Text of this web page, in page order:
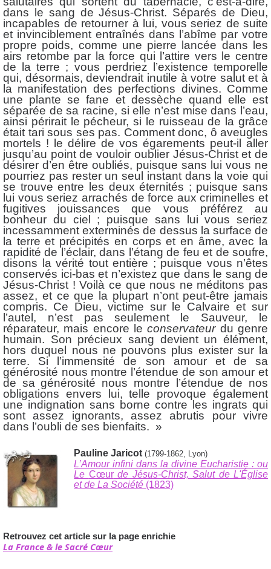
dans le sang de Jésus-Christ. Séparés de Dieu,
incapables de retourner à lui, vous seriez de suite
et invinciblement entraînés dans l’abîme par votre
propre poids, comme une pierre lancée dans les
airs retombe par la force qui l’attire vers le centre
de la terre ; vous perdriez l’existence temporelle
qui, désormais, deviendrait inutile à votre salut et à
la manifestation des perfections divines. Comme
une plante se fane et dessèche quand elle est
séparée de sa racine, si elle n’est mise dans l’eau,
ainsi périrait le pécheur, si le ruisseau de la grâce
était tari sous ses pas. Comment donc, ô aveugles
mortels ! le délire de vos égarements peut-il aller
jusqu’au point de vouloir oublier Jésus-Christ et de
désirer d’en être oubliés, puisque sans lui vous ne
pourriez pas rester un seul instant dans la voie qui
se trouve entre les deux éternités ; puisque sans
lui vous seriez arrachés de force aux criminelles et
fugitives jouissances que vous préférez au
bonheur du ciel ; puisque sans lui vous seriez
incessamment exterminés de dessus la surface de
la terre et précipités en corps et en âme, avec la
rapidité de l’éclair, dans l’étang de feu et de soufre,
disons la vérité tout entière ; puisque vous n’êtes
conservés ici-bas et n’existez que dans le sang de
Jésus-Christ ! Voilà ce que nous ne méditons pas
assez, et ce que la plupart n’ont peut-être jamais
compris. Ce Dieu, victime sur le Calvaire et sur
l’autel, n’est pas seulement le Sauveur, le
réparateur, mais encore leconservateurdu genre
humain. Son précieux sang devient un élément,
hors duquel nous ne pouvons plus exister sur la
terre. Si l’immensité de son amour et de sa
générosité nous montre l’étendue de son amour et
de sa générosité nous montre l’étendue de nos
obligations envers lui, telle provoque également
une indignation sans borne contre les ingrats qui
sont assez ignorants, assez abrutis pour vivre
dans l’oubli de ses bienfaits. »
Pauline Jaricot(1799-1862, Lyon)
L’Amour infini dans la divine Eucharistie : ou
Le Cœurde Jésus-Christ, Salut de L'Église
et de La Société (1823)
Retrouvez cet article sur la page enrichie
La France & le Sacré Cœur